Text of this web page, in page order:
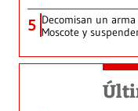
5 Decomisan un
Moscote y